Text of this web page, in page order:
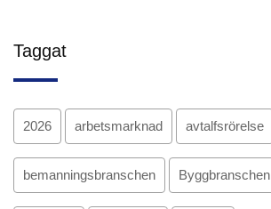
Taggat
2026 arbetsmarknad avtalfsrörelse
bemanningsbranschen Byggbranschen